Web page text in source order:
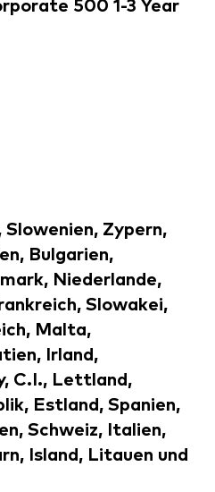
Zypern,
Bulgarien,
Niederlande,
Slowakei,
Malta,
Irland,
C.I., Lettland,
Estland, Spanien,
Schweiz, Italien,
Island, Litauen und